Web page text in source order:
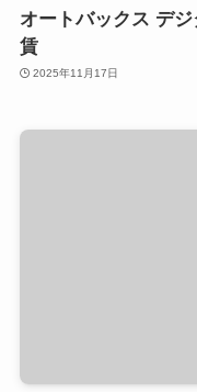
オートバックス デ
賃
2025年11月17日